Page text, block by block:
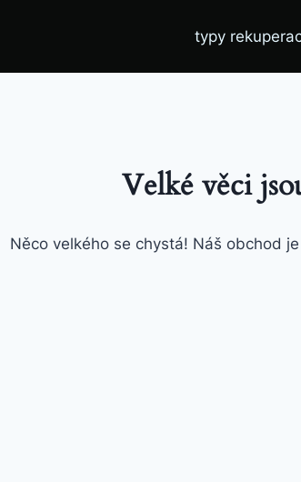
typy
Velké věci
Něco velkého se chystá! Náš obchod